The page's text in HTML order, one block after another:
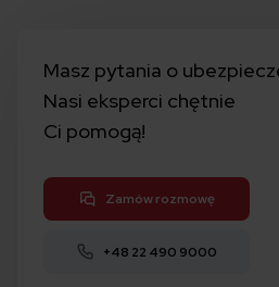
Masz pytania o
Nasi eksperci chętnie
Ci pomogą!
Zamów rozmowę
+48 22 490 9000